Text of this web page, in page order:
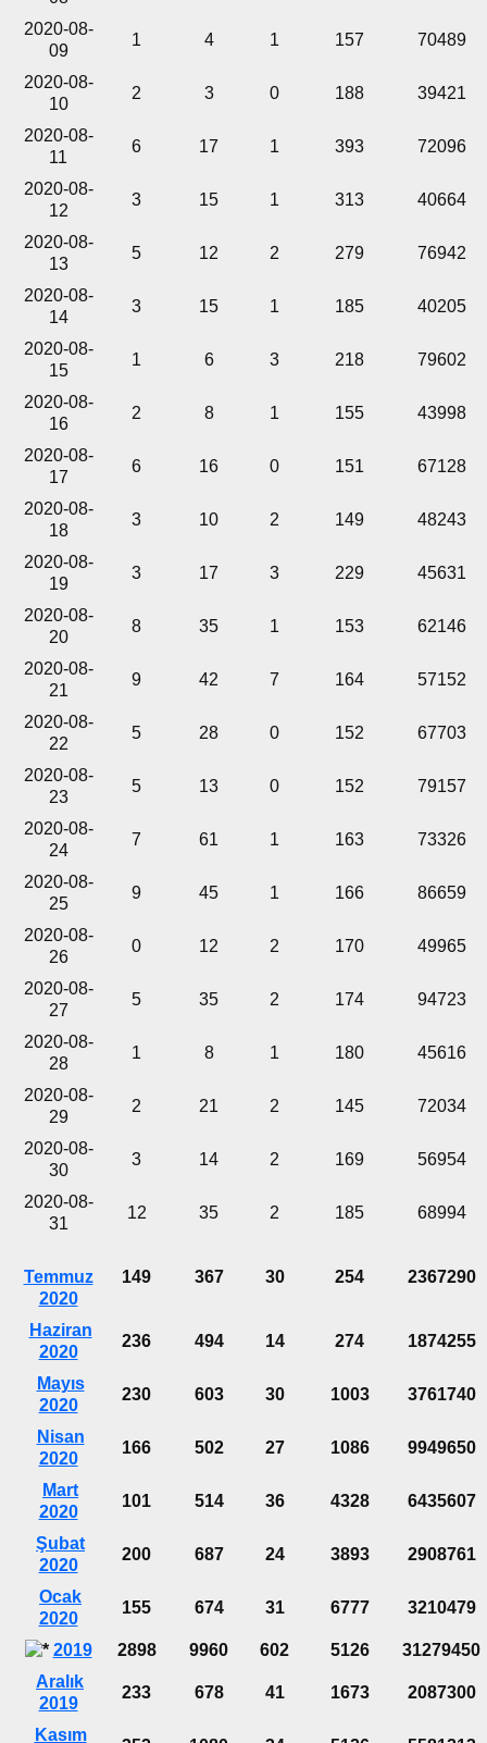
2020-08-
09
1 4 1 157 70489
2020-08-
10
2 3 0 188 39421
2020-08-
11
6 17 1 393 72096
2020-08-
12
3 15 1 313 40664
2020-08-
13
5 12 2 279 76942
2020-08-
14
3 15 1 185 40205
2020-08-
15
1 6 3 218 79602
2020-08-
16
2 8 1 155 43998
2020-08-
17
6 16 0 151 67128
2020-08-
18
3 10 2 149 48243
2020-08-
19
3 17 3 229 45631
2020-08-
20
8 35 1 153 62146
2020-08-
21
9 42 7 164 57152
2020-08-
22
5 28 0 152 67703
2020-08-
23
5 13 0 152 79157
2020-08-
24
7 61 1 163 73326
2020-08-
25
9 45 1 166 86659
2020-08-
26
0 12 2 170 49965
2020-08-
27
5 35 2 174 94723
2020-08-
28
1 8 1 180 45616
2020-08-
29
2 21 2 145 72034
2020-08-
30
3 14 2 169 56954
2020-08-
31
12 35 2 185 68994
Temmuz
2020
149 367 30 254 2367290
Haziran
2020
236 494 14 274 1874255
Mayıs
2020
230 603 30 1003 3761740
Nisan
2020
166 502 27 1086 9949650
Mart
2020
101 514 36 4328 6435607
Şubat
2020
200 687 24 3893 2908761
Ocak
2020
155 674 31 6777 3210479
2019 2898 9960 602 5126
31279450
Aralık
2019
233 678 41 1673 2087300
Kasım